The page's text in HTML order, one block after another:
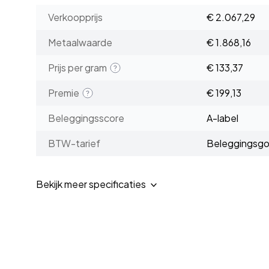
Verkoopprijs
€ 2.067,29
Metaalwaarde
€ 1.868,16
Prijs per gram
€ 133,37
Premie
€ 199,13
Beleggingsscore
A-label
BTW-tarief
Bekijk meer specificaties